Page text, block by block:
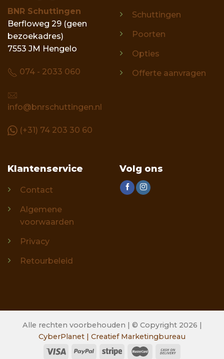
BNR Schuttingen
Berfloweg 29 (geen
bezoekadres)
7553 JM Hengelo
074 - 2033 060
info@bnrschuttingen.nl
(+31) 74 203 30 60
Schuttingen
Poorten
Opties
Offerte aanvragen
Klantenservice
Contact
Algemene
voorwaarden
Privacy
Retourbeleid
Volg ons
Alle rechten voorbehouden | © Copyright 2026 |
CyberPlanet | Creatief Marketingbureau